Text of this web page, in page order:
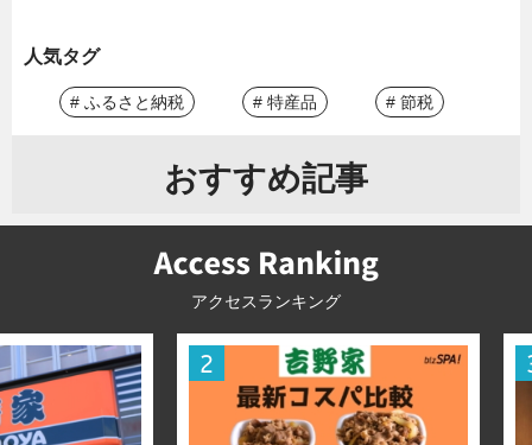
人気タグ
# ふるさと納税 # 特産品 # 節税
おすすめ記事
アクセスランキング